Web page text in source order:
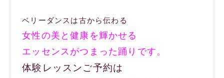
ベリーダンスは古から伝わる
女性の美と健康を輝かせる
エッセンスがつまった踊りです。
体験レッスンご予約は